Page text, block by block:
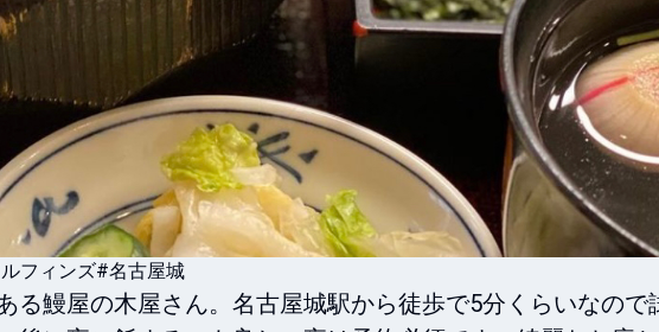
フィンズ#名古屋城
る鰻屋の木屋さん。名古屋城駅から徒歩で5分くらいなので